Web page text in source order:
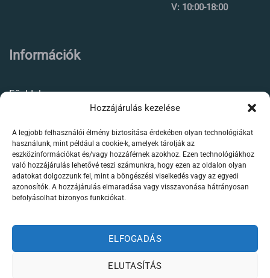
Hozzájárulás kezelése
A legjobb felhasználói élmény biztosítása érdekében olyan technológiákat
használunk, mint például a cookie-k, amelyek tárolják az
eszközinformációkat és/vagy hozzáférnek azokhoz. Ezen technológiákhoz
való hozzájárulás lehetővé teszi számunkra, hogy ezen az oldalon olyan
adatokat dolgozzunk fel, mint a böngészési viselkedés vagy az egyedi
azonosítók. A hozzájárulás elmaradása vagy visszavonása hátrányosan
befolyásolhat bizonyos funkciókat.
ELFOGADÁS
ELUTASÍTÁS
V: 10:00-18:00
Információk
Főoldal
Élőállat kereskedés
Forgalmazott termékeink
Szaktanácsadás /
segítségnyújtás
Kapcsolat